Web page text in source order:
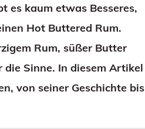
es kaum etwas Besseres,
Hot Buttered Rum.
Rum, süßer Butter
die Sinne. In diesem Artikel
von seiner Geschichte bis